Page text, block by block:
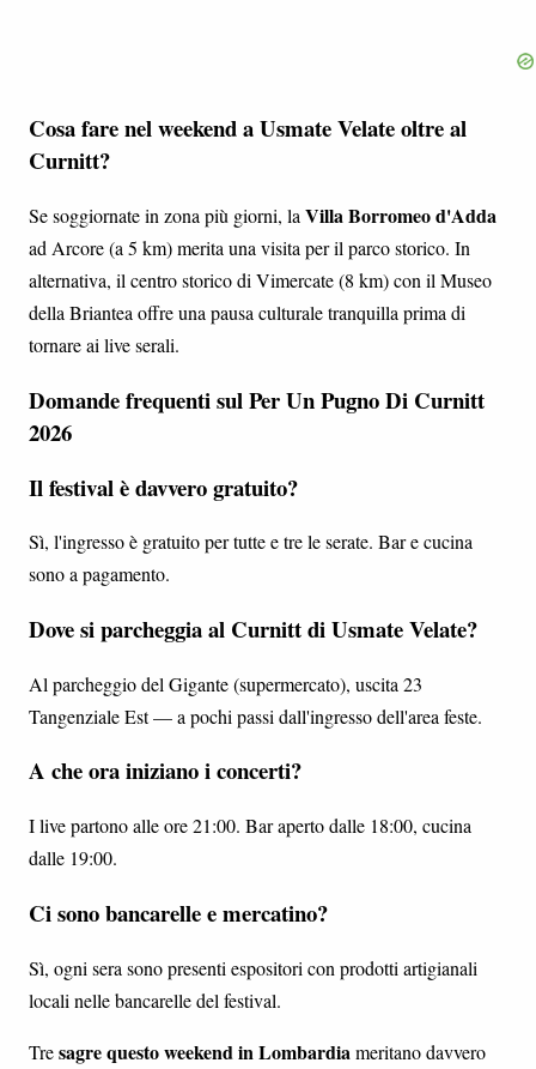
Cosa fare nel weekend a Usmate Velate oltre al
Curnitt?
Se soggiornate in zona più giorni, la Villa Borromeo d'Adda
ad Arcore (a 5 km) merita una visita per il parco storico. In
alternativa, il centro storico di Vimercate (8 km) con il Museo
della Briantea offre una pausa culturale tranquilla prima di
tornare ai live serali.
Domande frequenti sul Per Un Pugno Di Curnitt
2026
Il festival è davvero gratuito?
Sì, l'ingresso è gratuito per tutte e tre le serate. Bar e cucina
sono a pagamento.
Dove si parcheggia al Curnitt di Usmate Velate?
Al parcheggio del Gigante (supermercato), uscita 23
Tangenziale Est — a pochi passi dall'ingresso dell'area feste.
A che ora iniziano i concerti?
I live partono alle ore 21:00. Bar aperto dalle 18:00, cucina
dalle 19:00.
Ci sono bancarelle e mercatino?
Sì, ogni sera sono presenti espositori con prodotti artigianali
locali nelle bancarelle del festival.
Tresagre questo weekend in Lombardia meritano davvero